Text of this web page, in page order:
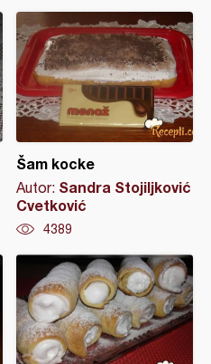
Šam kocke
Autor: Sandra Stojiljković
Cvetković
4389